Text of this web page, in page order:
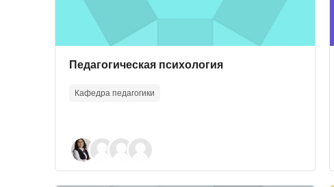
Course image
Course name
Педагогическая психология
Кафедра педагогики